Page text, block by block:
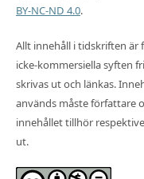
BY-NC-ND 4.0.
Allt innehåll i tidskriften
icke-kommersiella syften
skrivas ut och länkas.
används måste författare
innehållet tillhör
ut.